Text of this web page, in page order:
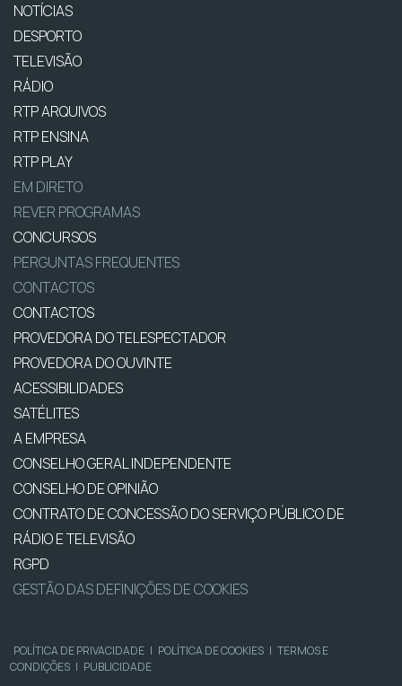
NOTÍCIAS
DESPORTO
TELEVISÃO
RÁDIO
RTP ARQUIVOS
RTP ENSINA
RTP PLAY
EM DIRETO
REVER PROGRAMAS
CONCURSOS
PERGUNTAS FREQUENTES
CONTACTOS
CONTACTOS
PROVEDORA DO TELESPECTADOR
PROVEDORA DO OUVINTE
ACESSIBILIDADES
SATÉLITES
A EMPRESA
CONSELHO GERAL INDEPENDENTE
CONSELHO DE OPINIÃO
CONTRATO DE CONCESSÃO DO SERVIÇO PÚBLICO DE
RÁDIO E TELEVISÃO
RGPD
GESTÃO DAS DEFINIÇÕES DE COOKIES
POLÍTICA DE PRIVACIDADE | POLÍTICA DE COOKIES | TERMOS E
CONDIÇÕES | PUBLICIDADE